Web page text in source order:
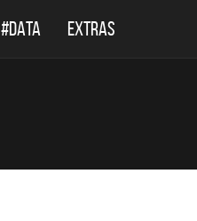
#DATA EXTRAS